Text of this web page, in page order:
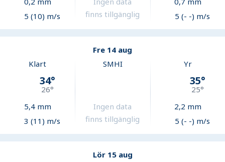
5 (10) m/s
finns tillgänglig
5 (- -) m/s
Fre 14 aug
Klart
34°
26°
5,4mm
3 (11) m/s
SMHI
Ingen data
finns tillgänglig
Yr
35°
25°
2,2 mm
5 (- -) m/s
Lör 15 aug